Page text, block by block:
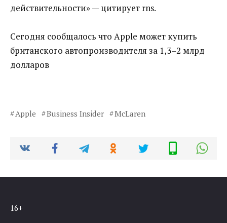
действительности» — цитирует rns.
Сегодня сообщалось что Apple может купить
британского автопроизводителя за 1,3–2 млрд
долларов
Apple Business Insider McLaren
16+